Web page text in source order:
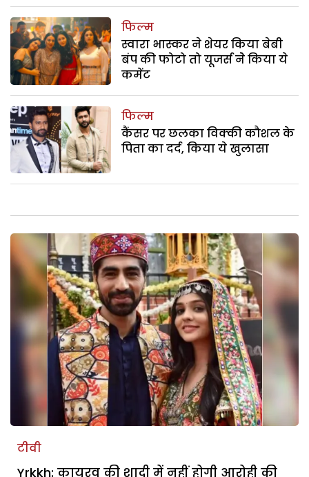
फिल्म
स्वारा भास्कर ने शेयर किया बेबी
बंप की फोटो तो यूजर्स नेे किया ये
कमेंट
फिल्म
कैंसर पर छलका विक्की कौशल के
पिता का दर्द, किया ये खुलासा
टीवी
Yrkkh: कायरव की शादी में नहीं होगी आरोही की